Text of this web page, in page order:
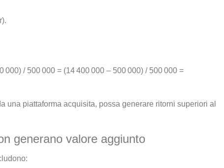
000) / 500 000 = (14 400 000 – 500 000) / 500 000 =
una piattaforma acquisita, possa generare ritorni superiori al
generano valore aggiunto